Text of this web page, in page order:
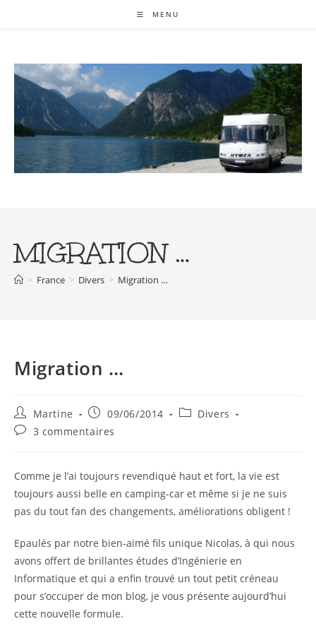
MENU
MIGRATION …
> France > Divers > Migration …
Migration …
Auteur/autrice
de
la
Martine
Publication
publiée :
09/06/2014
PostDivers
Commentaires
publication :
3 commentaires
Comme je l’ai toujours revendiqué haut et fort, la vie est
toujours aussi belle en camping-car et même si je ne suis
pas du tout fan des changements, améliorations obligent !
Epaulés par notre bien-aimé fils unique Nicolas, à qui nous
avons offert de brillantes études d’Ingénierie en
Informatique et qui a enfin trouvé un tout petit créneau
pour s’occuper de mon blog, je vous présente aujourd’hui
cette nouvelle formule.